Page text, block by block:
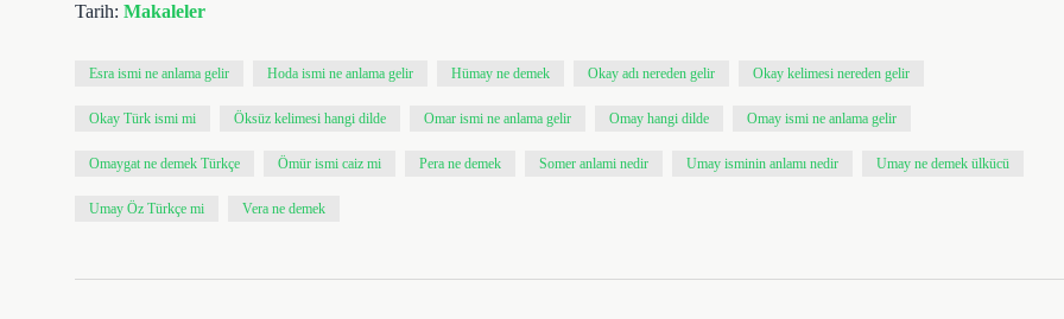
Tarih: Makaleler
Esra ismi ne anlama gelir Hoda ismi ne anlama gelir Hümay ne demek Okay adı nereden gelir Okay kelimesi nereden gelir
Okay Türk ismi mi Öksüz kelimesi hangi dilde Omar ismi ne anlama gelir Omay hangi dilde Omay ismi ne anlama gelir
Omaygat ne demek Türkçe Ömür ismi caiz mi Pera ne demek Somer anlami nedir Umay isminin anlamı nedir Umay ne demek ülkücü
Umay Öz Türkçe mi Vera ne demek